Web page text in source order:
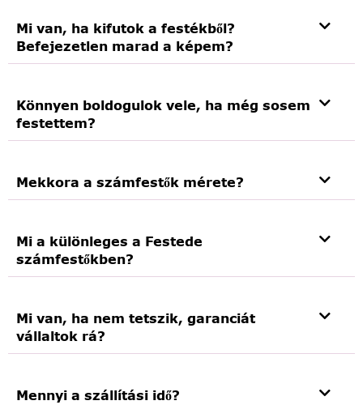
Mi van, ha kifutok a festékből?
Befejezetlen marad a képem?
Könnyen boldogulok vele, ha még sosem
festettem?
Mekkora a számfestők mérete?
Mi a különleges a Festede
számfestőkben?
Mi van, ha nem tetszik, garanciát
vállaltok rá?
Mennyi a szállítási idő?